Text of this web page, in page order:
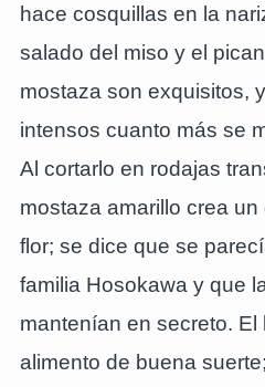
hace cosquillas en la
salado del miso y el
mostaza son exquisitos,
intensos cuanto más se
Al cortarlo en rodajas
mostaza amarillo crea
flor; se dice que se
familia Hosokawa y que
mantenían en secreto.
alimento de buena